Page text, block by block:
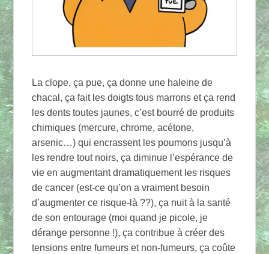
La clope, ça pue, ça donne une haleine de
chacal, ça fait les doigts tous marrons et ça rend
les dents toutes jaunes, c’est bourré de produits
chimiques (mercure, chrome, acétone,
arsenic…) qui encrassent les poumons jusqu’à
les rendre tout noirs, ça diminue l’espérance de
vie en augmentant dramatiquement les risques
de cancer (est-ce qu’on a vraiment besoin
d’augmenter ce risque-là ??), ça nuit à la santé
de son entourage (moi quand je picole, je
dérange personne !), ça contribue à créer des
tensions entre fumeurs et non-fumeurs, ça coûte